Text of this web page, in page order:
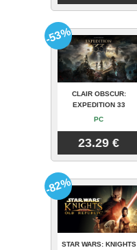
CLAIR OBSCUR:
EXPEDITION 33
PC
23.29 €
-53%
STAR WARS: KNIGHTS
-82%